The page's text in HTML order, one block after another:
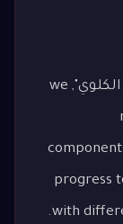
To fully grasp "تمريض الكلى والغسيل الكلوي", we
progress
with